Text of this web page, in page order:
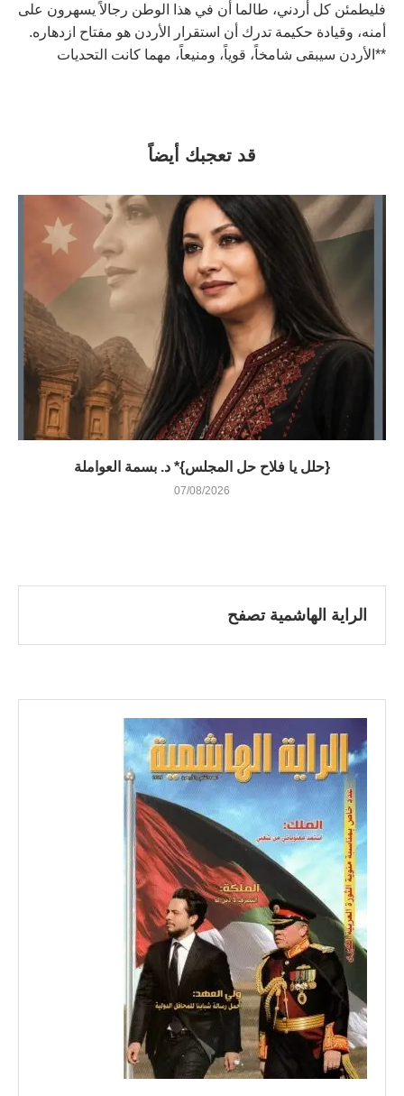
فليطمئن كل أردني، طالما أن في هذا الوطن رجالاً يسهرون على
أمنه، وقيادة حكيمة تدرك أن استقرار الأردن هو مفتاح ازدهاره.
**الأردن سيبقى شامخاً، قوياً، ومنيعاً، مهما كانت التحديات
قد تعجبك أيضاً
{حلل يا فلاح حل المجلس}* د. بسمة العواملة
07/08/2026
الراية الهاشمية تصفح